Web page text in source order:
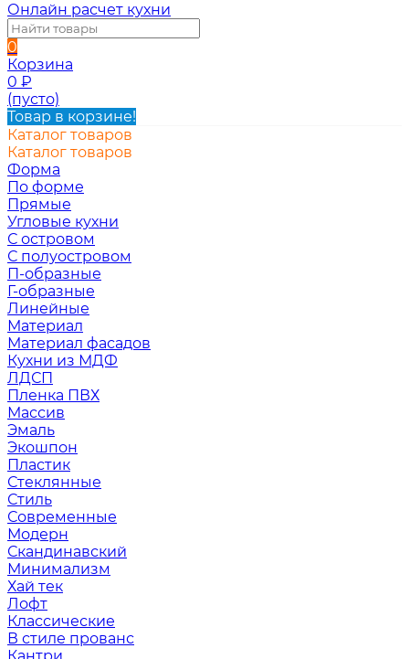
Онлайн расчет кухни
0
Корзина
0 ₽
(пусто)
Товар в корзине!
Каталог товаров
Каталог товаров
Форма
По форме
Прямые
Угловые кухни
С островом
С полуостровом
П-образные
Г-образные
Линейные
Материал
Материал фасадов
Кухни из МДФ
ЛДСП
Пленка ПВХ
Массив
Эмаль
Экошпон
Пластик
Стеклянные
Стиль
Современные
Модерн
Скандинавский
Минимализм
Хай тек
Лофт
Классические
В стиле прованс